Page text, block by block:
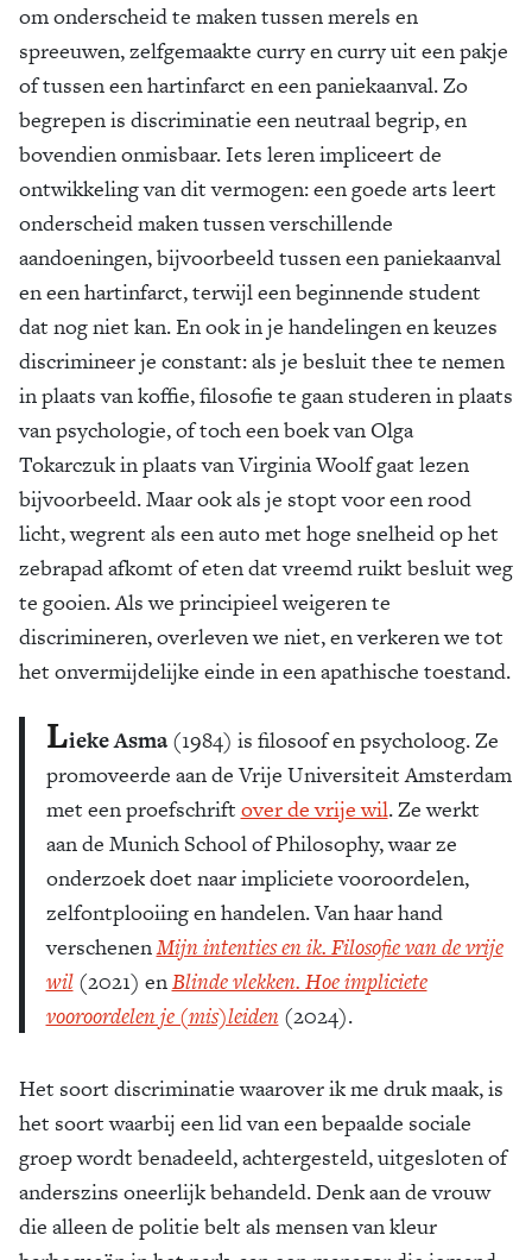
om onderscheid te maken tussen merels en
spreeuwen, zelfgemaakte curry en curry uit een pakje
of tussen een hartinfarct en een paniekaanval. Zo
begrepen is discriminatie een neutraal begrip, en
bovendien onmisbaar. Iets leren impliceert de
ontwikkeling van dit vermogen: een goede arts leert
onderscheid maken tussen verschillende
aandoeningen, bijvoorbeeld tussen een paniekaanval
en een hartinfarct, terwijl een beginnende student
dat nog niet kan. En ook in je handelingen en keuzes
discrimineer je constant: als je besluit thee te nemen
in plaats van koffie, filosofie te gaan studeren in plaats
van psychologie, of toch een boek van Olga
Tokarczuk in plaats van Virginia Woolf gaat lezen
bijvoorbeeld. Maar ook als je stopt voor een rood
licht, wegrent als een auto met hoge snelheid op het
zebrapad afkomt of eten dat vreemd ruikt besluit weg
te gooien. Als we principieel weigeren te
discrimineren, overleven we niet, en verkeren we tot
het onvermijdelijke einde in een apathische toestand.
Lieke Asma(1984) is filosoof en psycholoog. Ze
promoveerde aan de Vrije Universiteit Amsterdam
met een proefschrift over de vrije wil. Ze werkt
aan de Munich School of Philosophy, waar ze
onderzoek doet naar impliciete vooroordelen,
zelfontplooiing en handelen. Van haar hand
verschenenMijn ­intenties en ik. Filosofie van de vrije
wil(2021) enBlinde vlekken. Hoe impliciete
vooroordelen je (mis)leiden (2024).
Het soort discriminatie waarover ik me druk maak, is
het soort waarbij een lid van een bepaalde sociale
groep wordt benadeeld, achtergesteld, uitgesloten of
anderszins oneerlijk behandeld. Denk aan de vrouw
die alleen de politie belt als mensen van kleur